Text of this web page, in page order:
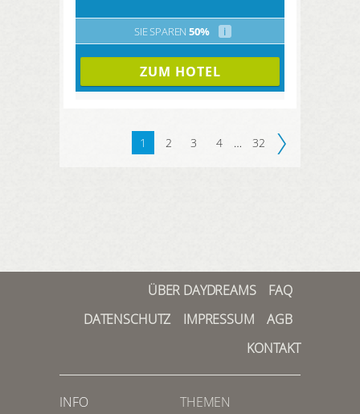
SIE SPAREN 50% i
ZUM HOTEL
1 2 3 4 … 32
ÜBER DAYDREAMS
FAQ
DATENSCHUTZ
IMPRESSUM
AGB
KONTAKT
INFO THEMEN